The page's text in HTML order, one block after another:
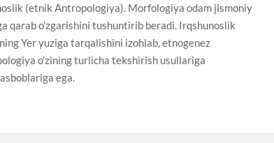
(etnik Antropologiya). Morfologiya odam jismoniy
qarab o’zgarishini tushuntirib beradi. Irqshunoslik
Yer yuziga tarqalishini izohlab, etnogenez
o’zining turlicha tekshirish usullariga
ega.